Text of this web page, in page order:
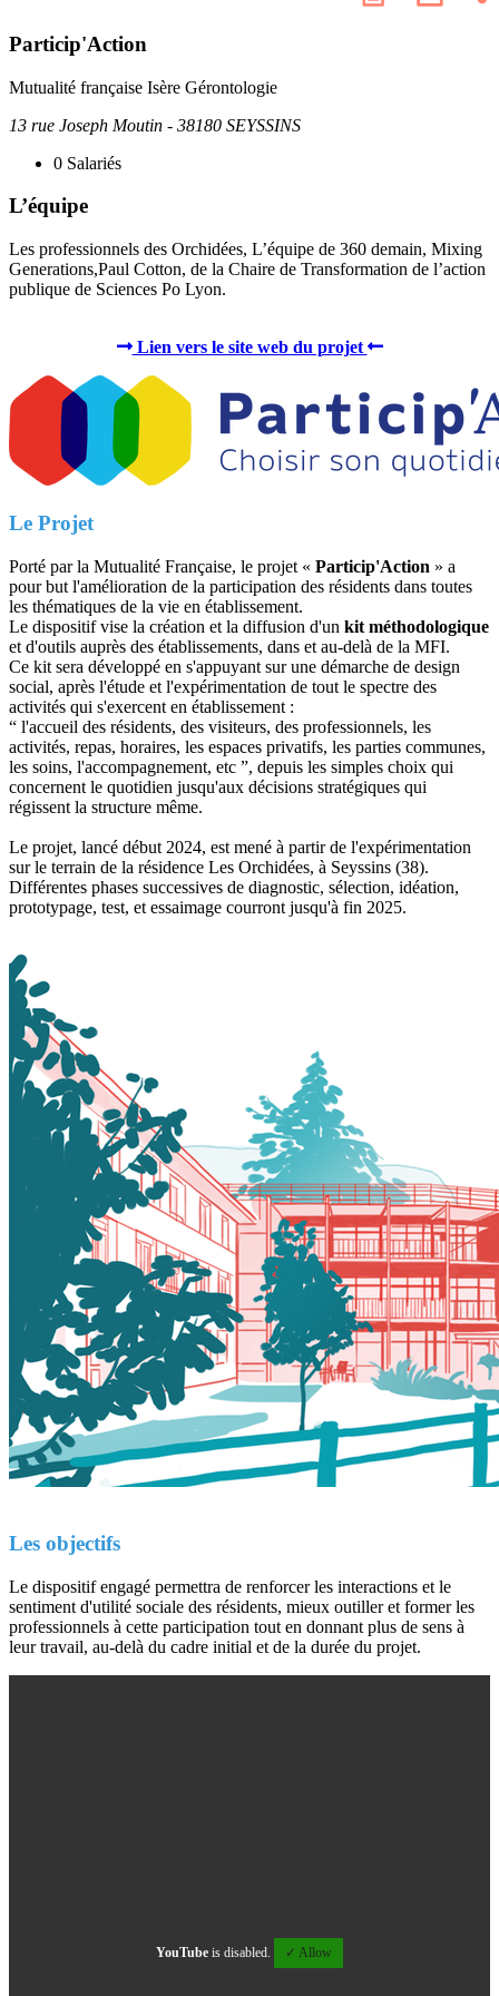
Particip'Action
Mutualité française Isère Gérontologie
13 rue Joseph Moutin - 38180 SEYSSINS
0 Salariés
L’équipe
Les professionnels des Orchidées, L’équipe de 360 demain, Mixing
Generations,Paul Cotton, de la Chaire de Transformation de l’action
publique de Sciences Po Lyon.
Lien vers le site web du projet
Le Projet
Porté par la Mutualité Française, le projet « Particip'Action » a
pour but l'amélioration de la participation des résidents dans toutes
les thématiques de la vie en établissement.
Le dispositif vise la création et la diffusion d'un kit méthodologique
et d'outils auprès des établissements, dans et au-delà de la MFI.
Ce kit sera développé en s'appuyant sur une démarche de design
social, après l'étude et l'expérimentation de tout le spectre des
activités qui s'exercent en établissement :
“ l'accueil des résidents, des visiteurs, des professionnels, les
activités, repas, horaires, les espaces privatifs, les parties communes,
les soins, l'accompagnement, etc ”, depuis les simples choix qui
concernent le quotidien jusqu'aux décisions stratégiques qui
régissent la structure même.
Le projet, lancé début 2024, est mené à partir de l'expérimentation
sur le terrain de la résidence Les Orchidées, à Seyssins (38).
Différentes phases successives de diagnostic, sélection, idéation,
prototypage, test, et essaimage courront jusqu'à fin 2025.
Les objectifs
Le dispositif engagé permettra de renforcer les interactions et le
sentiment d'utilité sociale des résidents, mieux outiller et former les
professionnels à cette participation tout en donnant plus de sens à
leur travail, au-delà du cadre initial et de la durée du projet.
YouTube is disabled. ✓ Allow